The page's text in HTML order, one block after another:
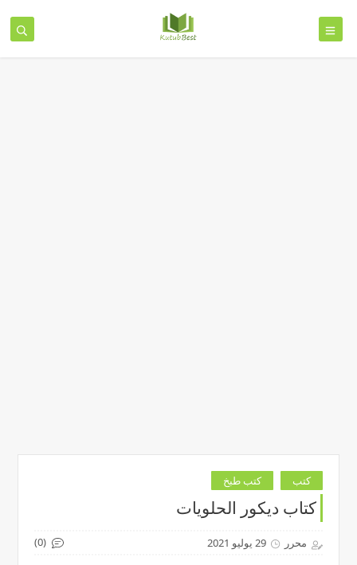
كتب كتب طبخ
كتاب ديكور الحلويات
محرر 29 يوليو 2021 (0)